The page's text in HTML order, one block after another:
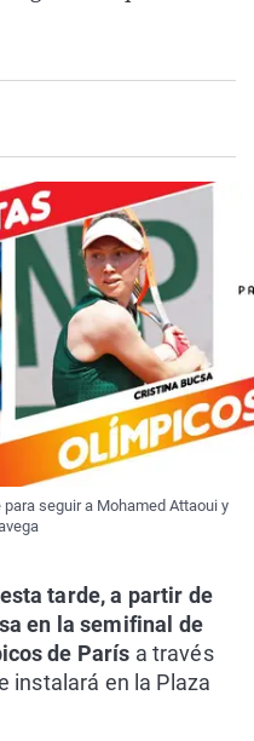
País Vasco
seguir a Mohamed Attaoui y
tarde, a partir de
en la semifinal de
de París a través
instalará en la Plaza